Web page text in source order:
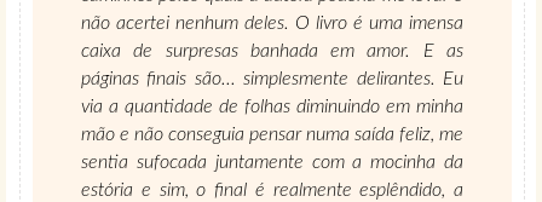
não acertei nenhum deles. O livro é uma imensa
caixa de surpresas banhada em amor. E as
páginas finais são... simplesmente delirantes. Eu
via a quantidade de folhas diminuindo em minha
mão e não conseguia pensar numa saída feliz, me
sentia sufocada juntamente com a mocinha da
estória e sim, o final é realmente esplêndido, a